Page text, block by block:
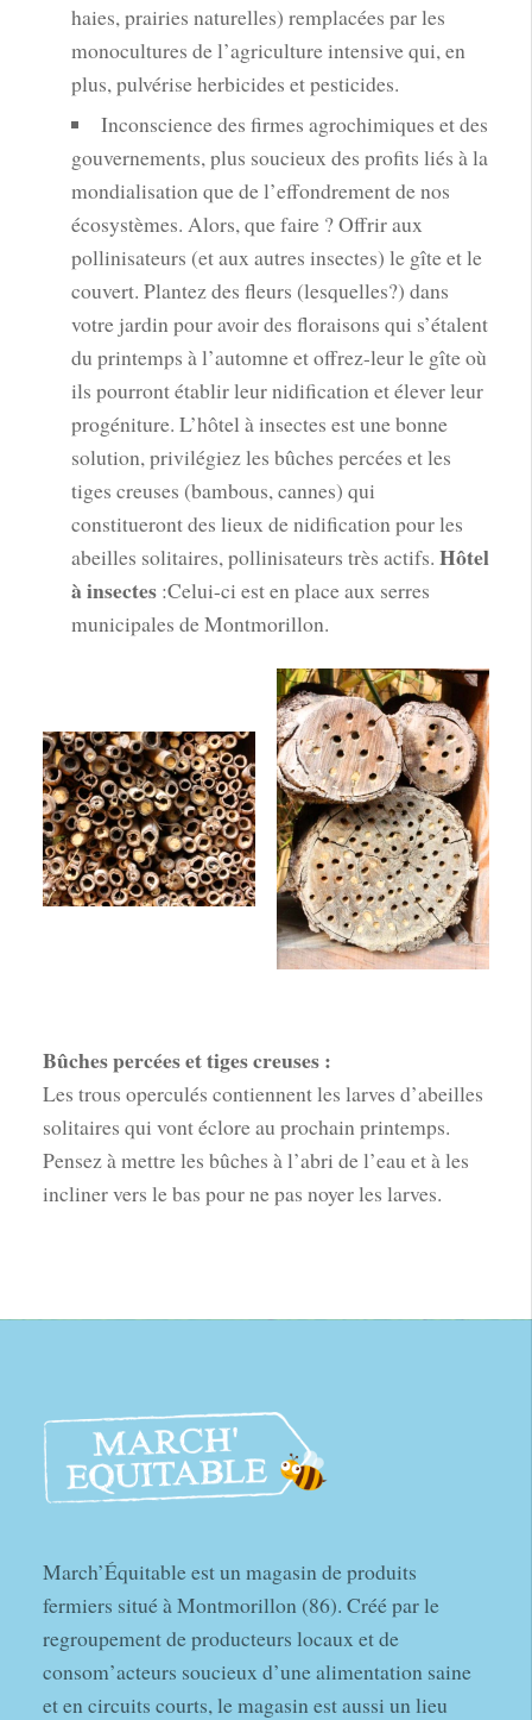
haies, prairies naturelles) remplacées par les
monocultures de l’agriculture intensive qui, en
plus, pulvérise herbicides et pesticides.
Inconscience des firmes agrochimiques et des
gouvernements, plus soucieux des profits liés à la
mondialisation que de l’effondrement de nos
écosystèmes. Alors, que faire ? Offrir aux
pollinisateurs (et aux autres insectes) le gîte et le
couvert. Plantez des fleurs (lesquelles?) dans
votre jardin pour avoir des floraisons qui s’étalent
du printemps à l’automne et offrez-leur le gîte où
ils pourront établir leur nidification et élever leur
progéniture. L’hôtel à insectes est une bonne
solution, privilégiez les bûches percées et les
tiges creuses (bambous, cannes) qui
constitueront des lieux de nidification pour les
abeilles solitaires, pollinisateurs très actifs. Hôtel
à insectes :Celui-ci est en place aux serres
municipales de Montmorillon.
Bûches percées et tiges creuses :
Les trous operculés contiennent les larves d’abeilles
solitaires qui vont éclore au prochain printemps.
Pensez à mettre les bûches à l’abri de l’eau et à les
incliner vers le bas pour ne pas noyer les larves.
March’Équitable est un magasin de produits
fermiers situé à Montmorillon (86). Créé par le
regroupement de producteurs locaux et de
consom’acteurs soucieux d’une alimentation saine
et en circuits courts, le magasin est aussi un lieu